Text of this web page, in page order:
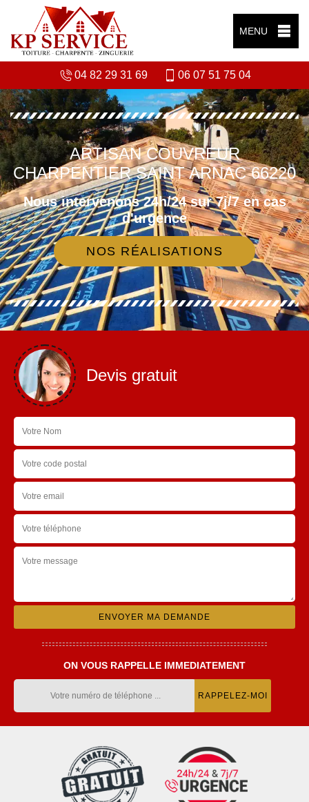
MENU
04 82 29 31 69 06 07 51 75 04
ARTISAN COUVREUR
CHARPENTIER SAINT ARNAC 66220
Nous intervenons 24h/24 sur 7j/7 en cas
d'urgence
NOS RÉALISATIONS
Devis gratuit
ON VOUS RAPPELLE IMMEDIATEMENT